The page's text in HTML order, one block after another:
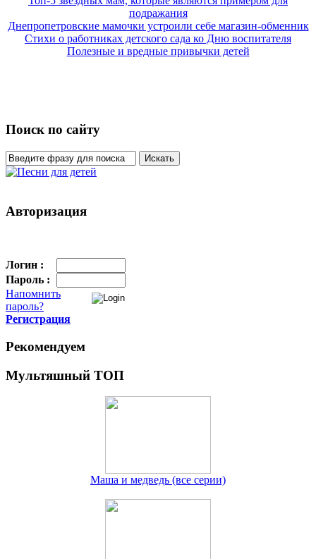
подражания
Днепропетровские мамочки устроили себе магазин-обменник
Стихи о работниках детского сада ко Дню воспитателя
Полезные и вредные привычки детей
Поиск по сайту
Авторизация
Логин :
Пароль :
Напомнить
пароль?
Регистрация
Рекомендуем
Мультяшный ТОП
Маша и медведь (все серии)